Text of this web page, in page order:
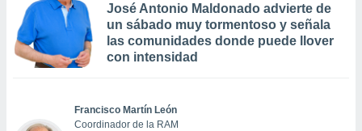
José Antonio Maldonado advierte de
un sábado muy tormentoso y señala
las comunidades donde puede llover
con intensidad
Francisco Martín León
Coordinador de la RAM